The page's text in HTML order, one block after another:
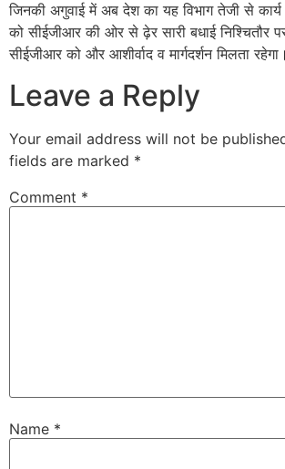
जिनकी अगुवाई में अब देश का यह विभाग तेजी से कार्य
को सीईजीआर की ओर से ढ़ेर सारी बधाई निश्चितौर
सीईजीआर को और आशीर्वाद व मार्गदर्शन मिलता रहेगा।
Leave a Reply
Your email address will not be
fields are marked *
Comment *
Name *